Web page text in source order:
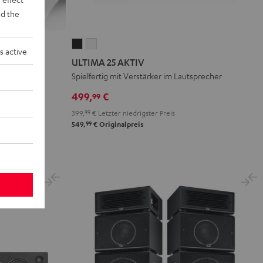
25
AKTIV
Black
25
AKTIV
White
ULTIMA 25 AKTIV
Spielfertig mit Verstärker im Lautsprecher
499,99 €
399, 99 € Letzter niedrigster Preis
549,99 € Originalpreis
the
active